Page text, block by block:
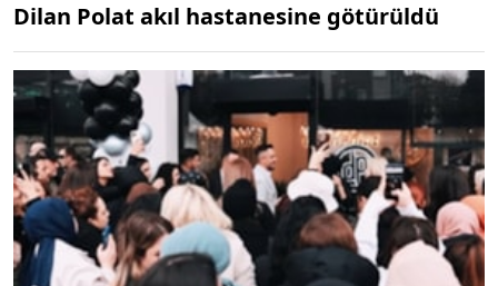
Dilan Polat akıl hastanesine götürüldü